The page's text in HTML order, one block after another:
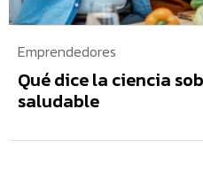
Emprendedores
Qué dice la ciencia
saludable